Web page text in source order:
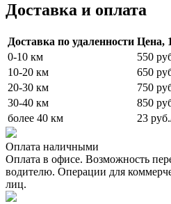
Доставка и оплата
Доставка по удаленности Цена,
0-10 км
550
10-20 км
650
20-30 км
750
30-40 км
850
более 40 км
23
Оплата наличными
Оплата в офисе. Возможность
водителю. Операции для
лиц.